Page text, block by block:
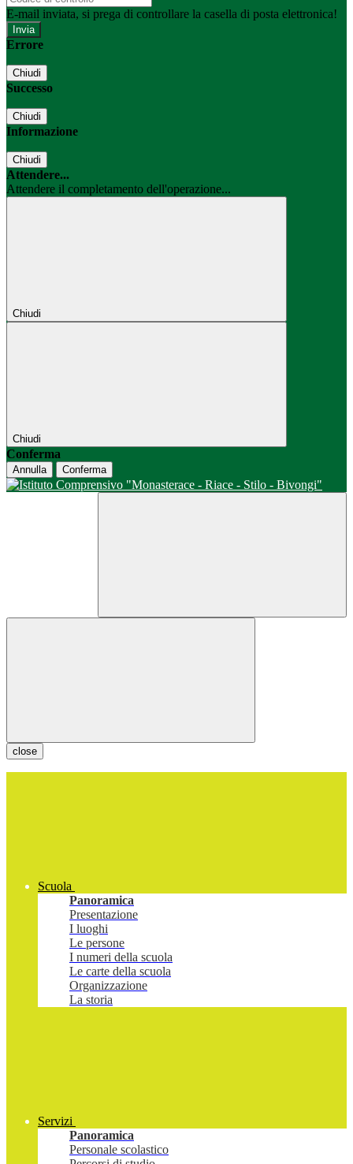
E-mail inviata, si prega di controllare la casella di posta elettronica!
Errore
Chiudi
Successo
Chiudi
Informazione
Chiudi
Attendere...
Attendere il completamento dell'operazione...
Chiudi
Chiudi
Conferma
Annulla Conferma
close
Scuola
Panoramica
Presentazione
I luoghi
Le persone
I numeri della scuola
Le carte della scuola
Organizzazione
La storia
Servizi
Panoramica
Personale scolastico